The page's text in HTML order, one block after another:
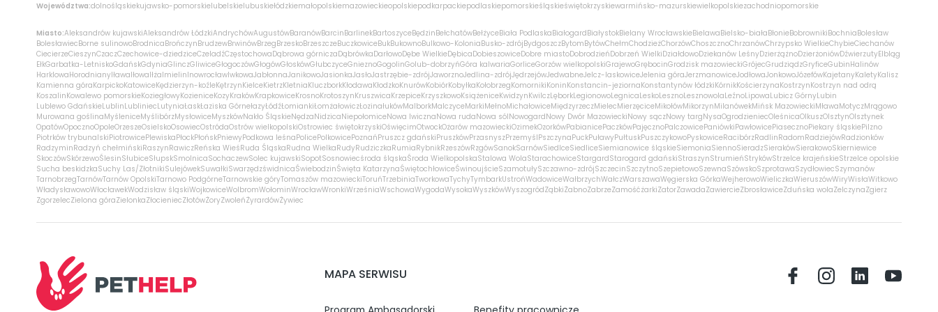
Województwa:dolnośląskiekujawsko-pomorskielubelskielubuskiełódzkiemałopolskiemazowieckieopolskiepodkarpackiepodlaskiepomorskieśląskieświętokrzyskiewarmińsko-mazurskiewielkopolskiezachodniopomorskie
Miasto:Aleksandrów kujawskiAleksandrów ŁódzkiAndrychówAugustówBaranówBarcinBarlinekBartoszyceBędzinBełchatówBełżyceBiała PodlaskaBiałogardBiałystokBielany WrocławskieBielawaBielsko-białaBłonieBobrownikiBochniaBolesław
BolesławiecBorne sulinowoBrodnicaBrończynBrudzewBrwinówBrzegBrzeskoBrzeszczeBuczkowiceBukBukownoBulkowo-KoloniaBusko-zdrójBydgoszczBytomBytówChełmChodzieżChorzówChoszcznoChrzanówChrzypsko WielkieChybieCiechanów
CiecierzeCieszynCzaczCzechowice-dziedziceCzeladźCzęstochowaDąbrowa górniczaDąbrówkaDarłowoDębe WielkieDębicaDobieszowiceDobre miastoDobrodzieńDobrzeń WielkiDziałdowoDziekanów LeśnyDzierżążnoDzierżoniówDźwierzutyElbląg
EłkGarbatka-LetniskoGdańskGdyniaGlinczGliwiceGłogoczówGłogówGłoskówGłubczyceGnieznoGogolinGolub-dobrzyńGóra kalwariaGorliceGorzów wielkopolskiGrajewoGrębocinGrodzisk mazowieckiGrójecGrudziądzGryficeGubinHalinów
HarklowaHorodnianyIławaIłowaIłżaImielinInowrocławIwkowaJabłonnaJanikowoJasionkaJasłoJastrzębie-zdrójJaworznoJedlina-zdrójJędrzejówJedwabneJelcz-laskowiceJelenia góraJerzmanowiceJodłowaJonkowoJózefówKajetanyKaletyKalisz
Kamienna góraKarpickoKatowiceKędzierzyn-koźleKętrzynKielceKietrzKletniaKluczborkKłodawaKłodzkoKnurówKobiórKobyłkaKołobrzegKomornikiKoninKonstancin-jeziornaKonstantynów łódzkiKórnikKościerzynaKostrzynKostrzyn nad odrą
KoszalinKowalewo pomorskieKoziegłowyKozieniceKozyKrakówKrapkowiceKrosnoKrotoszynKruszwicaKrzepiceKrzyszkowoKsiążeniceKwidzynKwilczLęborkLegionowoLegnicaLeskoLesznoLesznowolaLeźnoLipowaLubicz GórnyLubin
Lublewo GdańskieLublinLubliniecLutyniaŁaskŁaziska GórnełazyŁódźŁomiankiŁomżałowiczŁozinałukówMalborkMalczyceMarkiMełnoMichałowiceMiędzyrzeczMielecMierzęciceMikołówMikorzynMilanówekMińsk MazowieckiMławaMotyczMrągowo
Murowana goślinaMyśleniceMyślibórzMysłowiceMyszkówNakło ŚląskieNędzaNidzicaNiepołomiceNowa IwicznaNowa rudaNowa sólNowogardNowy Dwór MazowieckiNowy sączNowy targNysaOgrodzieniecOleśnicaOlkuszOlsztynOlsztynek
OpatówOpocznoOpoleOrzeszeOsielskoOsowiecOstródaOstrów wielkopolskiOstrowiec świętokrzyskiOświęcimOtwockOżarów mazowieckiOzimekOzorkówPabianicePaczkówPajęcznoPalczowicePaniówkiPawłowicePiasecznoPiekary śląskiePilzno
Piotrków trybunalskiPiotrowicePlewiskaPłockPłońskPniewyPodkowa leśnaPolicePolkowicePoznańPruszcz gdańskiPruszkówPrzasnyszPrzemyślPszczynaPuckPuławyPułtuskPuszczykowoPyskowiceRacibórzRadlinRadomRadziejówRadzionków
RadzyminRadzyń chełmińskiRaszynRawiczReńska WieśRuda ŚląskaRudna WielkaRudyRudziczkaRumiaRybnikRzeszówRzgówSanokSarnówSiedlceSiedliceSiemianowice śląskieSiemoniaSiennoSieradzSierakówSierakowoSkierniewice
SkoczówSkórzewoŚlesinSłubiceSłupskSmolnicaSochaczewSolec kujawskiSopotSosnowiecśroda śląskaŚroda WielkopolskaStalowa WolaStarachowiceStargardStarogard gdańskiStraszynStrumieńStrykówStrzelce krajeńskieStrzelce opolskie
Sucha beskidzkaSuchy Las/ZłotnikiSulejówekSuwałkiSwarzędzświdnicaŚwiebodzinŚwięta KatarzynaŚwiętochłowiceŚwinoujścieSzamotułySzczawno-zdrójSzczecinSzczytnoSzepietowoSzewnaSzówskoSzprotawaSzydłowiecSzymanów
TarnobrzegTarnówTarnów OpolskiTarnowo PodgórneTarnowskie góryTomaszów mazowieckiToruńTrzebiniaTworkowaTychyTymbarkUstrońWadowiceWałbrzychWałczWarszawaWęgierska GórkaWejherowoWieliczkaWieruszówWiryWisłaWitkowo
WładysławowoWłocławekWodzisław śląskiWojkowiceWolbromWołominWrocławWronkiWrześniaWschowaWygodaWysokaWyszkówWyszogródZąbkiŻabnoZabrzeZamośćżarkiZatorZawadaZawiercieZbrosławiceZduńska wolaZelczynaZgierz
ZgorzelecZielona góraZielonkaZłocieniecZłotówŻoryZwoleńŻyrardówŻywiec
MAPA SERWISU